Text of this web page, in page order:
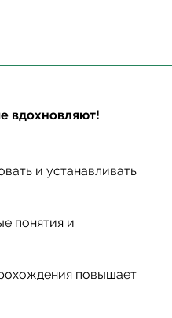
вдохновляют!
и устанавливать
понятия и
повышает